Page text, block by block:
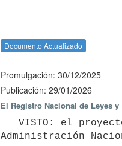
Documento Actualizado
Promulgación: 30/12/2025
Publicación: 29/01/2026
El Registro Nacional de Leyes
Administración